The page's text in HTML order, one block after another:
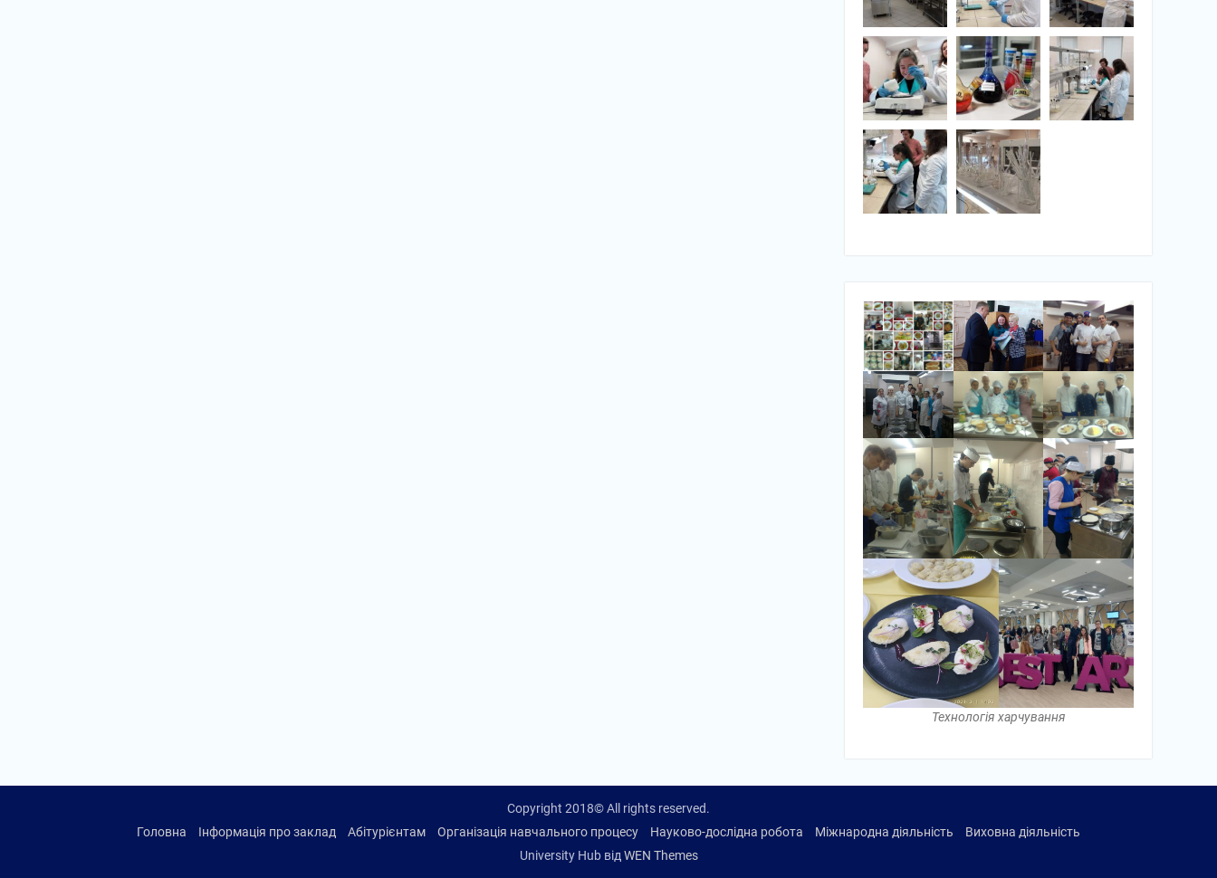
Технологія харчування
Copyright 2018© All rights reserved.
Головна
Інформація про заклад Абітурієнтам Організація навчального процесу Науково-дослідна робота Міжнародна діяльність
Виховна діяльність
University Hub від WEN Themes